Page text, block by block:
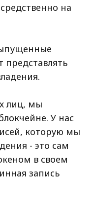
на
представлять
лиц, мы
У нас
которую мы
- это сам
в своем
запись